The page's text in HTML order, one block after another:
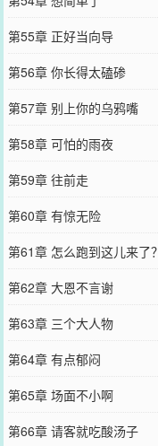
第55章 正好当向导
第56章 你长得太磕碜
第57章 别上你的乌鸦嘴
第58章 可怕的雨夜
第59章 往前走
第60章 有惊无险
第61章 怎么跑到这儿来了？
第62章 大恩不言谢
第63章 三个大人物
第64章 有点郁闷
第65章 场面不小啊
第66章 请客就吃酸汤子